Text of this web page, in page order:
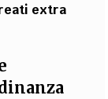
extra